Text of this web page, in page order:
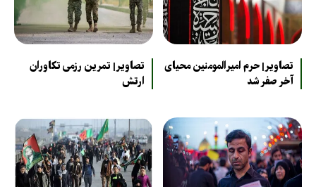
تصاویر| حرم امیرالمومنین محیای
آخر صفر شد
تصاویر| تمرین رزمی تکاوران
ارتش